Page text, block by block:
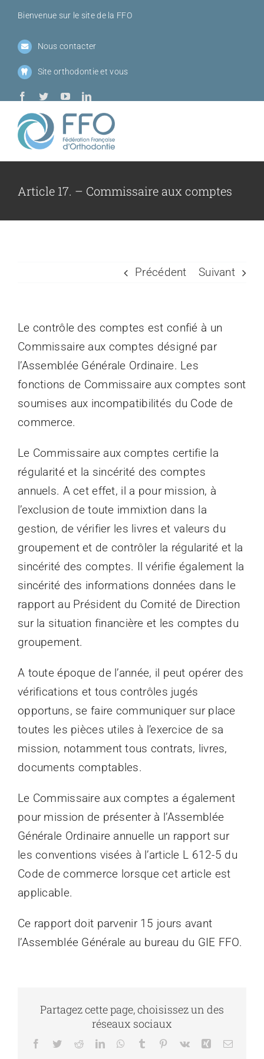
Passer
contenu
Bienvenue sur le site de la FFO
Nous contacter
Site orthodontie et vous
Sociétés
Article 17. – Commissaire aux comptes
Précédent Suivant
Le contrôle des comptes est confié à un
Commissaire aux comptes désigné par
l’Assemblée Générale Ordinaire. Les
fonctions de Commissaire aux comptes sont
soumises aux incompatibilités du Code de
commerce.
Le Commissaire aux comptes certifie la
régularité et la sincérité des comptes
annuels. A cet effet, il a pour mission, à
l’exclusion de toute immixtion dans la
gestion, de vérifier les livres et valeurs du
groupement et de contrôler la régularité et la
sincérité des comptes. Il vérifie également la
sincérité des informations données dans le
rapport au Président du Comité de Direction
sur la situation financière et les comptes du
groupement.
A toute époque de l’année, il peut opérer des
vérifications et tous contrôles jugés
opportuns, se faire communiquer sur place
toutes les pièces utiles à l’exercice de sa
mission, notamment tous contrats, livres,
documents comptables.
Le Commissaire aux comptes a également
pour mission de présenter à l’Assemblée
Générale Ordinaire annuelle un rapport sur
les conventions visées à l’article L 612-5 du
Code de commerce lorsque cet article est
applicable.
Ce rapport doit parvenir 15 jours avant
l’Assemblée Générale au bureau du GIE FFO.
Partagez cette page, choisissez un des
réseaux sociaux
Facebook
TwitterRedditLinkedInWhatsApp
Tumblr Pinterest
Vk XingEmail